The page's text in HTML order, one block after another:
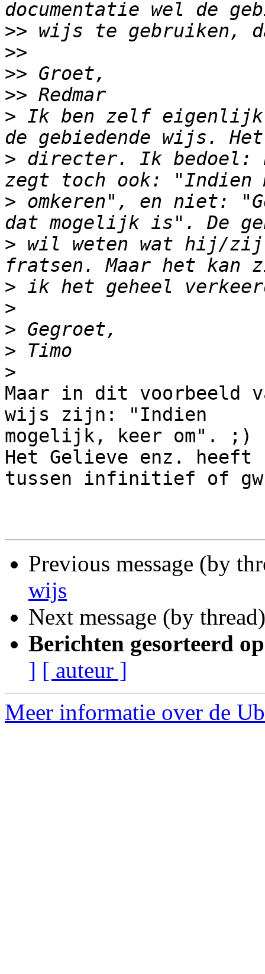
>>
>>
>>
>>
> Ik ben zelf
> directer. Ik bedoel:
> omkeren", en niet:
> wil weten wat hij/zij
>
>
>
>
>
Maar in dit voorbeeld
wijs zijn: "Indien
mogelijk, keer om". ;)
Het Gelieve enz. heeft
tussen infinitief of
Previous message (by
wijs
Next message (by
Berichten gesorteerd
] [ auteur ]
Meer informatie over de